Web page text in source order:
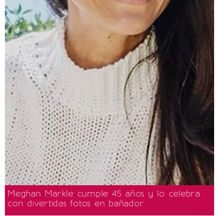
Meghan Markle cumple 45 años y lo celebra
con divertidas fotos en bañador